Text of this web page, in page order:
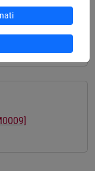
- Laurea